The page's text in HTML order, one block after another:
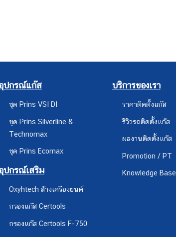
ปกรณ์แก๊ส
ชุด Prins VSI DI
ชุด Prins Silverline &
Technomax
ชุด Prins Ecomax
ปกรณ์เสริม
Oxyhtech ล้างเครืองยนต์
กรองแก๊ส Certools
กรองแก๊ส Certools F-750
บริการของเรา
ราคาติดตั้งแก๊ส
รีวิวรถติดตั้งแก๊ส
ผลงานติดตั้งแก๊ส
Promotion / PT
Knowledge Base